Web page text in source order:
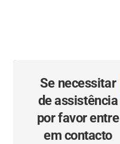
Se necessitar
de assistência
por favor entre
em contacto